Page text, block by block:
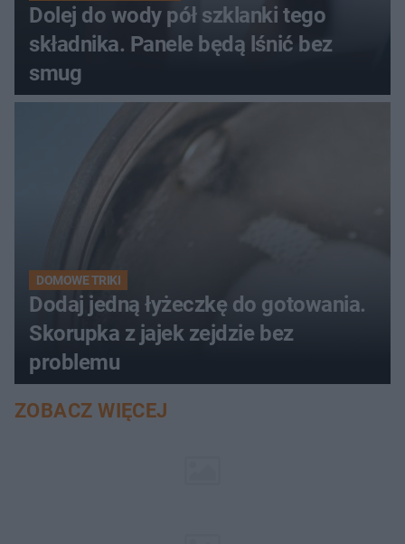
Dolej do wody pół szklanki tego
składnika. Panele będą lśnić bez
smug
DOMOWE TRIKI
Dodaj jedną łyżeczkę do gotowania.
Skorupka z jajek zejdzie bez
problemu
ZOBACZ WIĘCEJ